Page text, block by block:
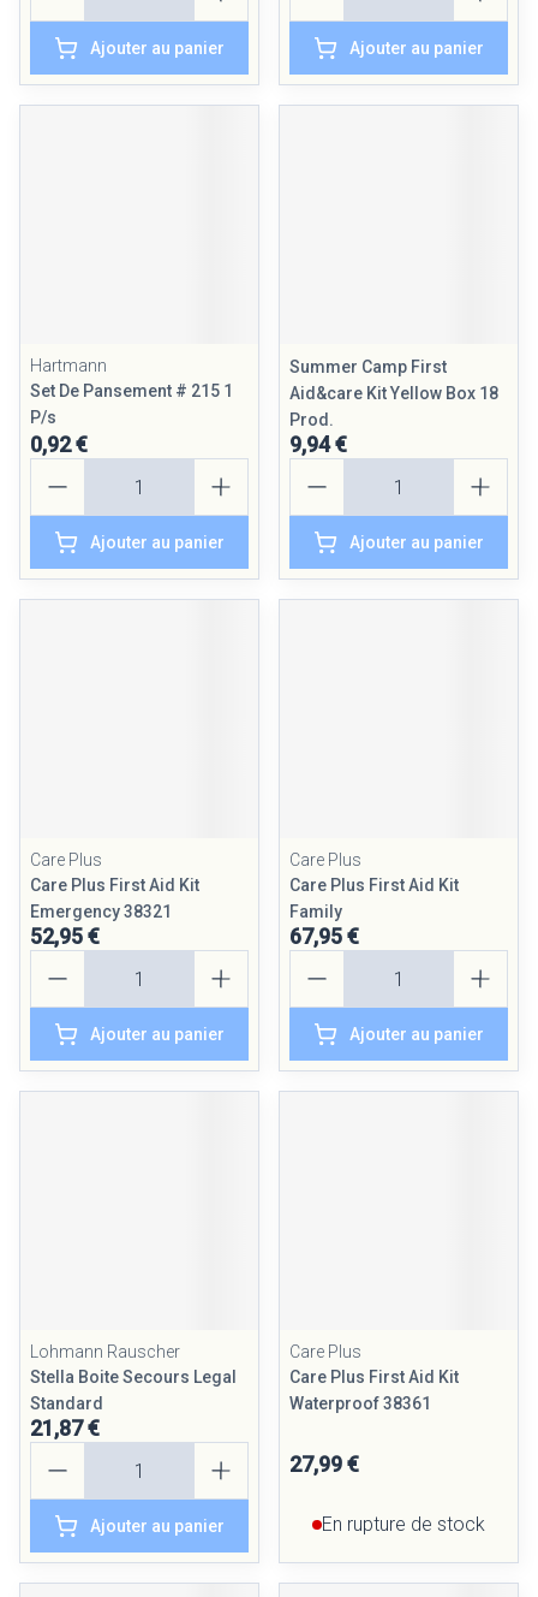
Ajouter au panier Ajouter au panier
Hartmann
Set De Pansement # 215 1
P/s
0,92 €
Ajouter au panier
Summer Camp First
Aid&care Kit Yellow Box 18
Prod.
9,94 €
Ajouter au panier
Care Plus
Care Plus First Aid Kit
Emergency 38321
52,95 €
Ajouter au panier
Care Plus
Care Plus First Aid Kit
Family
67,95 €
Ajouter au panier
Lohmann Rauscher
Stella Boite Secours Legal
Standard
21,87 €
Ajouter au panier
Care Plus
Care Plus First Aid Kit
Waterproof 38361
27,99 €
En rupture de stock